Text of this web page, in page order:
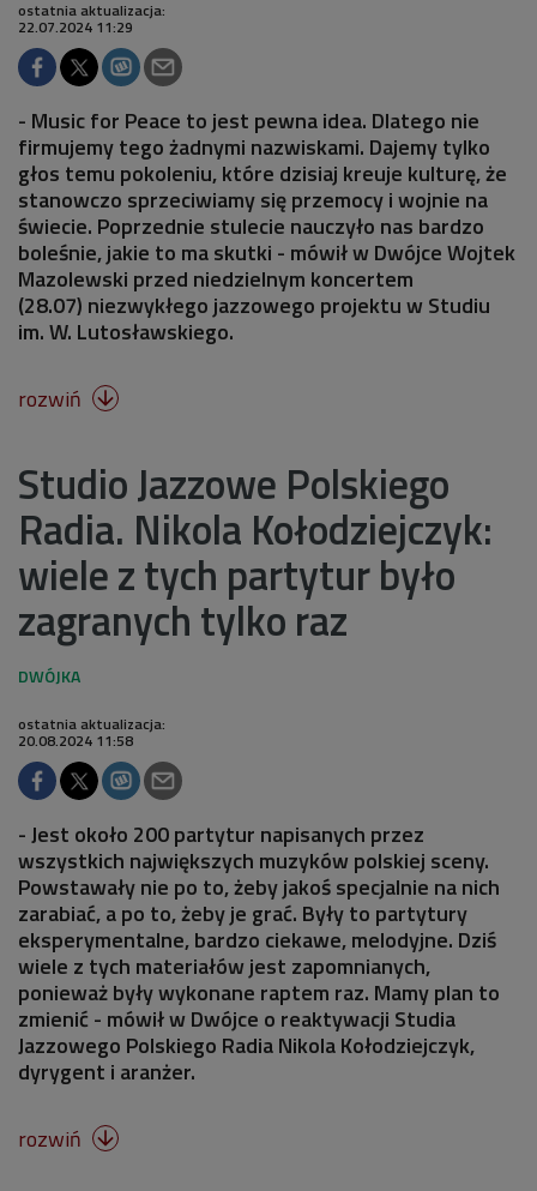
ostatnia aktualizacja:
22.07.2024 11:29
- Music for Peace to jest pewna idea. Dlatego nie
firmujemy tego żadnymi nazwiskami. Dajemy tylko
głos temu pokoleniu, które dzisiaj kreuje kulturę, że
stanowczo sprzeciwiamy się przemocy i wojnie na
świecie. Poprzednie stulecie nauczyło nas bardzo
boleśnie, jakie to ma skutki - mówił w Dwójce Wojtek
Mazolewski przed niedzielnym koncertem
(28.07) niezwykłego jazzowego projektu w Studiu
im. W. Lutosławskiego.
rozwiń 
Studio Jazzowe Polskiego
Radia. Nikola Kołodziejczyk:
wiele z tych partytur było
zagranych tylko raz
ostatnia aktualizacja:
20.08.2024 11:58
- Jest około 200 partytur napisanych przez
wszystkich największych muzyków polskiej sceny.
Powstawały nie po to, żeby jakoś specjalnie na nich
zarabiać, a po to, żeby je grać. Były to partytury
eksperymentalne, bardzo ciekawe, melodyjne. Dziś
wiele z tych materiałów jest zapomnianych,
ponieważ były wykonane raptem raz. Mamy plan to
zmienić - mówił w Dwójce o reaktywacji Studia
Jazzowego Polskiego Radia Nikola Kołodziejczyk,
dyrygent i aranżer.
rozwiń 